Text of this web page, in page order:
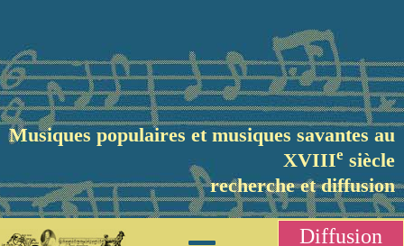
Musiques populaires et musiques savantes au
XVIIIe siècle
recherche et diffusion
Diffusion